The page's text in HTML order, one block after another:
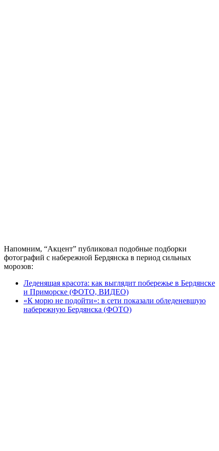
Напомним, “Акцент” публиковал подобные подборки
фотографий с набережной Бердянска в период сильных
морозов:
Леденящая красота: как выглядит побережье в Бердянске
и Приморске (ФОТО, ВИДЕО)
«К морю не подойти»: в сети показали обледеневшую
набережную Бердянска (ФОТО)